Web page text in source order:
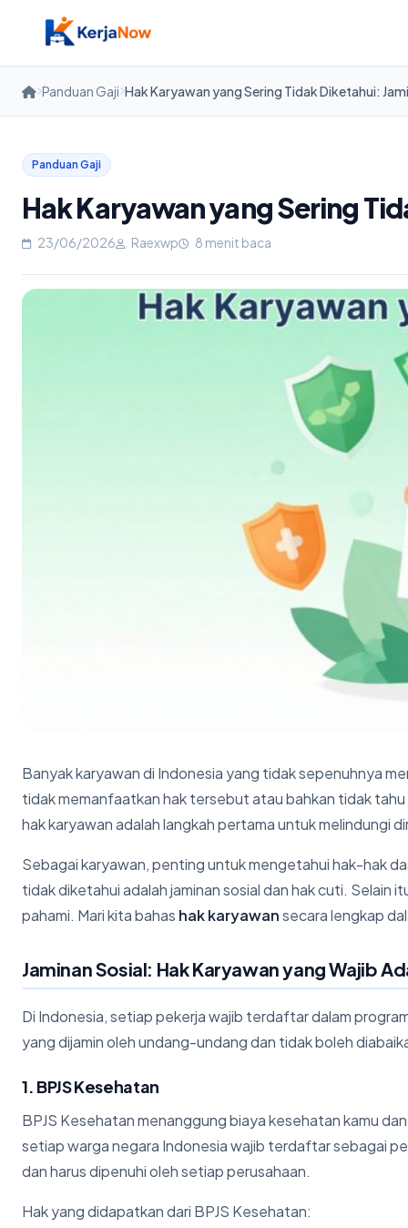
Panduan Gaji Hak Karyawan yang Sering Tidak Diketahui:
Panduan Gaji
Hak Karyawan yang Sering
23/06/2026 Raexwp 8 menit baca
Banyak karyawan di Indonesia yang tidak sepenuhnya
tidak memanfaatkan hak tersebut atau bahkan tidak
hak karyawan adalah langkah pertama untuk melindungi
Sebagai karyawan, penting untuk mengetahui hak-hak
tidak diketahui adalah jaminan sosial dan hak cuti. Selain
pahami. Mari kita bahas hak karyawansecara lengkap
Jaminan Sosial: Hak Karyawan yang Wajib
Di Indonesia, setiap pekerja wajib terdaftar dalam
yang dijamin oleh undang-undang dan tidak boleh
1. BPJS Kesehatan
BPJS Kesehatan menanggung biaya kesehatan kamu
setiap warga negara Indonesia wajib terdaftar sebagai
dan harus dipenuhi oleh setiap perusahaan.
Hak yang didapatkan dari BPJS Kesehatan: